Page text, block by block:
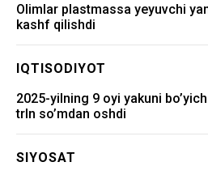
Olimlar plastmassa yeyuvchi
kashf qilishdi
IQTISODIYOT
2025-yilning 9 oyi yakuni
trln so’mdan oshdi
SIYOSAT